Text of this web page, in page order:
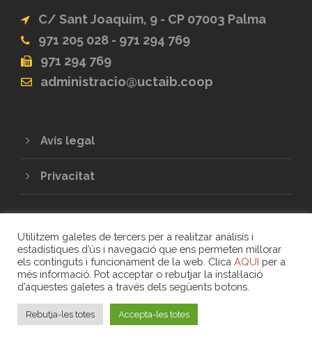
C/ Sant Joaquim, 9 - CP 07003 Palma
971 205 028 - 971 294 769
971 294 769
administracio@uctaib.coop
Avís legal
Privacitat
COPYRIGHT 2020 - UNIÓ DE COOPERATIVES
DE TREBALL ASSOCIAT DE LES ILLES
BALEARS
Utilitzem galetes de tercers per a realitzar anàlisis i
estadístiques d’ús i navegació que ens permeten millorar
els continguts i funcionament de la web. Clica AQUI per a
més informació. Pot acceptar o rebutjar la instal·lació
d’aquestes galetes a través dels següents botons.
Rebutja-les totes Accepta-les totes